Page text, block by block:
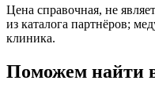
Цена справочная, не
из каталога партнёров;
клиника.
Поможем найти